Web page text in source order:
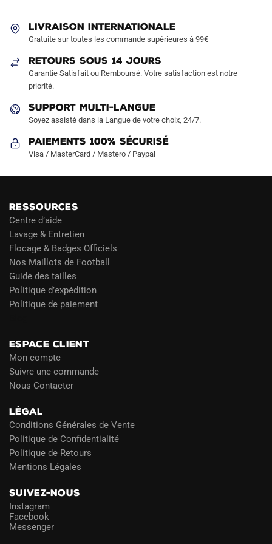
être
choisies
sur
page
produit
la
LIVRAISON INTERNATIONALE
Gratuite sur toutes les commande supérieures à 99€
RETOURS SOUS 14 JOURS
Garantie Satisfait ou Remboursé. Votre satisfaction est notre
priorité.
SUPPORT MULTI-LANGUE
Soyez assisté dans la Langue de votre choix, 24/7.
Paiements 100% Sécurisé
Visa / MasterCard / Mastero / Paypal
RESSOURCES
Centre d’aide
Lavage & Entretien
Flocage & Badges Officiels
Nos Maillots de Football
Guide des tailles
Politique d’expédition
Politique de paiement
ESPACE CLIENT
Mon compte
Suivre une commande
Nous Contacter
LÉGAL
Conditions Générales de Vente
Politique de Confidentialité
Politique de Retours
Mentions Légales
SUIVEZ-NOUS
Instagram
Facebook
Messenger